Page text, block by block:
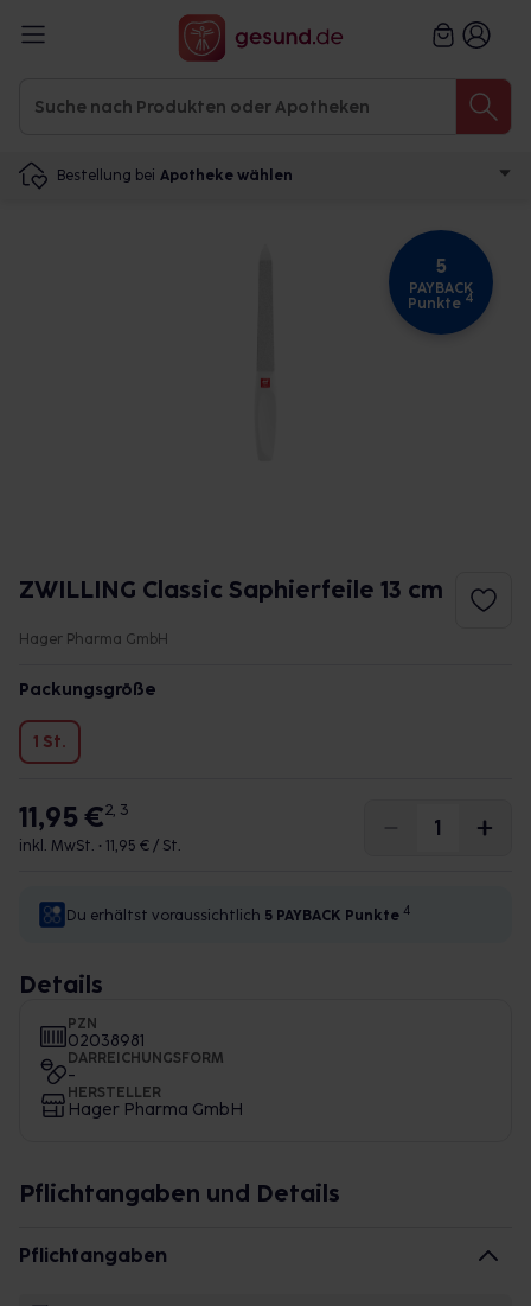
Bestellung bei Apotheke wählen
5
PAYBACK
Punkte 4
ZWILLING Classic Saphierfeile 13 cm
Hager Pharma GmbH
Packungsgröße
1 St.
11,95 €2, 3
inkl. MwSt. • 11,95 € / St.
Du erhältst voraussichtlich 5 PAYBACK Punkte 4
Details
PZN
02038981
DARREICHUNGSFORM
-
HERSTELLER
Hager Pharma GmbH
Pflichtangaben und Details
Pflichtangaben